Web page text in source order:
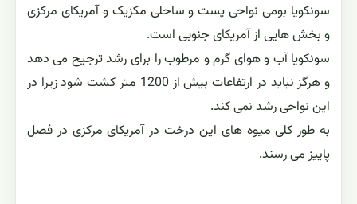
سونکویا بومی نواحی پست و ساحلی مکزیک و آمریکای مرکزی
و بخش هایی از آمریکای جنوبی است.
سونکویا آب و هوای گرم و مرطوب را برای رشد ترجیح می دهد
و هرگز نباید در ارتفاعات بیش از 1200 متر کشت شود زیرا در
این نواحی رشد نمی کند.
به طور کلی میوه های این درخت در آمریکای مرکزی در فصل
پاییز می رسند.